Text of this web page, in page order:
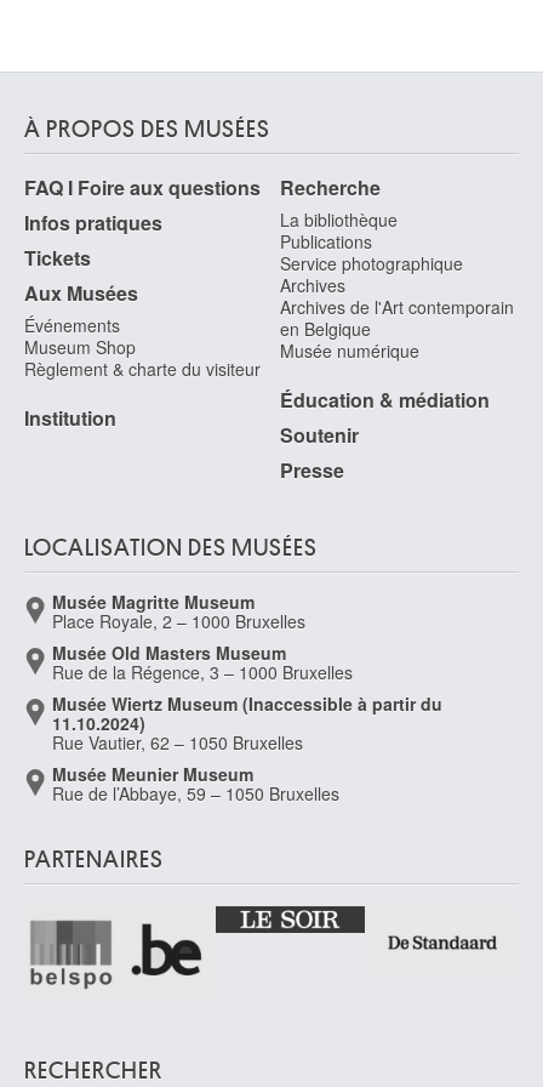
La Bassée, Nord (France) 1761 - Paris (France) 1845
Boitard François
Toulouse ? (France) ca. 1667 - Amsterdam ? (Pays-Bas) 1719
Dordrecht (Pays-Bas) 1616 - Amsterdam (Pays-Bas) 1680
Bol Hans
Malines 1534 - Amsterdam (Pays-Bas) 1593
Bolle Marie-Anne
Bruxelles 1944
Bollé Martin
Vilvorde 1912 - Schaerbeek / Bruxelles 1968
Boltanski Christian
Boncquet Henri
Ardooie 1868 - Ixelles / Bruxelles 1908
Bonifazio Veronese
Vérone (Italie) 1487 - Venise (Italie) 1553
Bonnard Pierre
Fontenay-aux-Roses, Hauts-de-Seine (France) 1867 - Le Cannet, Alpes-
Maritimes (France) 1947
Bonnecroy Jan Baptist
Anvers 1618 - Bruxelles 1676
Bonnecroy Jan Baptist [LOANed Artworks]
Bonnet Anne
Bruxelles 1908 - 1960
Bonnetain Armand
Bruxelles 1883 - 1973
Borden William-Ross
Barneveld (Pays-Bas) 1890 - Leidschendam (Pays-Bas) 1976
FAQ I Foire aux questions
Infos pratiques
Tickets
Aux Musées
Événements
Museum Shop
Règlement & charte du visiteur
Institution
Recherche
La bibliothèque
Publications
Service photographique
Archives
Archives de l'Art contemporain
en Belgique
Musée numérique
Éducation & médiation
Soutenir
Presse
Musée Magritte Museum
Musée Old Masters Museum
Rue de la Régence, 3 – 1000 Bruxelles
Musée Wiertz Museum (Inaccessible à partir du
11.10.2024)
Rue Vautier, 62 – 1050 Bruxelles
Musée Meunier Museum
Rue de l’Abbaye, 59 – 1050 Bruxelles